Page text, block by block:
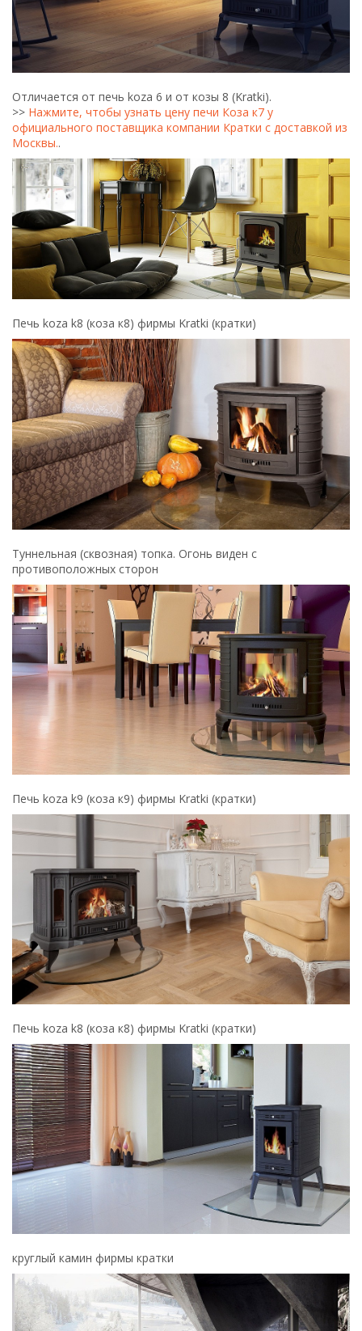
Отличается от печь koza 6 и от козы 8 (Kratki).
>> Нажмите, чтобы узнать цену печи Коза к7 у
официального поставщика компании Кратки с доставкой из
Москвы..
Печь koza k8 (коза к8) фирмы Kratki (кратки)
Туннельная (сквозная) топка. Огонь виден с
противоположных сторон
Печь koza k9 (коза к9) фирмы Kratki (кратки)
Печь koza k8 (коза к8) фирмы Kratki (кратки)
круглый камин фирмы кратки